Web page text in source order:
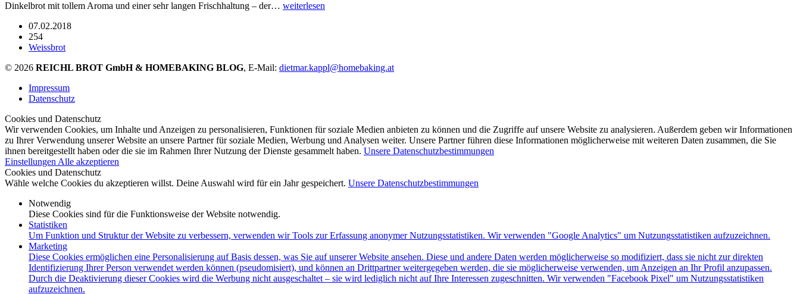
Dinkelbrot mit tollem Aroma und einer sehr langen Frischhaltung – der… weiterlesen
07.02.2018
254
Weissbrot
© 2026 REICHL BROT GmbH & HOMEBAKING BLOG, E-Mail: dietmar.kappl@homebaking.at
Impressum
Datenschutz
Cookies und Datenschutz
Wir verwenden Cookies, um Inhalte und Anzeigen zu personalisieren, Funktionen für soziale Medien anbieten zu können und die Zugriffe auf unsere Website zu analysieren. Außerdem geben wir Informationen
zu Ihrer Verwendung unserer Website an unsere Partner für soziale Medien, Werbung und Analysen weiter. Unsere Partner führen diese Informationen möglicherweise mit weiteren Daten zusammen, die Sie
ihnen bereitgestellt haben oder die sie im Rahmen Ihrer Nutzung der Dienste gesammelt haben. Unsere Datenschutzbestimmungen
Einstellungen Alle akzeptieren
Cookies und Datenschutz
Wähle welche Cookies du akzeptieren willst. Deine Auswahl wird für ein Jahr gespeichert. Unsere Datenschutzbestimmungen
Notwendig
Diese Cookies sind für die Funktionsweise der Website notwendig.
Statistiken
Um Funktion und Struktur der Website zu verbessern, verwenden wir Tools zur Erfassung anonymer Nutzungsstatistiken. Wir verwenden "Google Analytics" um Nutzungsstatistiken aufzuzeichnen.
Marketing
Diese Cookies ermöglichen eine Personalisierung auf Basis dessen, was Sie auf unserer Website ansehen. Diese und andere Daten werden möglicherweise so modifiziert, dass sie nicht zur direkten
Identifizierung Ihrer Person verwendet werden können (pseudomisiert), und können an Drittpartner weitergegeben werden, die sie möglicherweise verwenden, um Anzeigen an Ihr Profil anzupassen.
Durch die Deaktivierung dieser Cookies wird die Werbung nicht ausgeschaltet – sie wird lediglich nicht auf Ihre Interessen zugeschnitten. Wir verwenden "Facebook Pixel" um Nutzungsstatistiken
aufzuzeichnen.